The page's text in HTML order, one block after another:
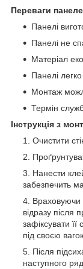
Переваги
Панелі
Панелі не
Матеріал
Панелі
Монтаж
Термін
Інструкція з
Очистити
Нанести
забезпечить
Враховуючи
відразу після
зафіксувати
під своєю
Після
наступного